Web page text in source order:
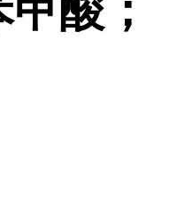
酸；